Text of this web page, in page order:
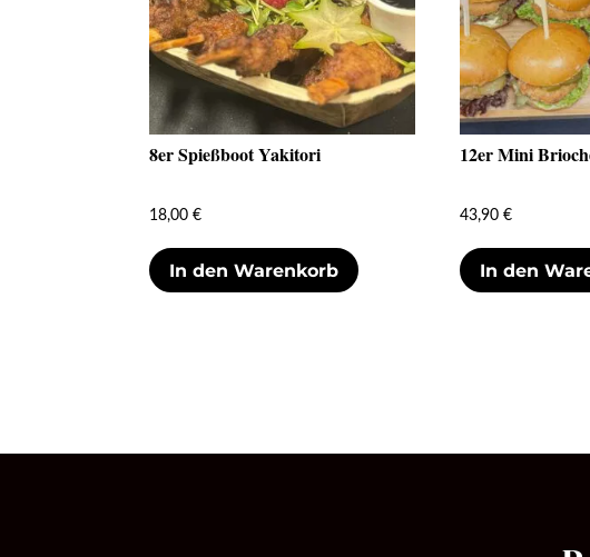
8er Spießboot Yakitori
18,00€
In den Warenkorb
12er Mini
43,90€
In den